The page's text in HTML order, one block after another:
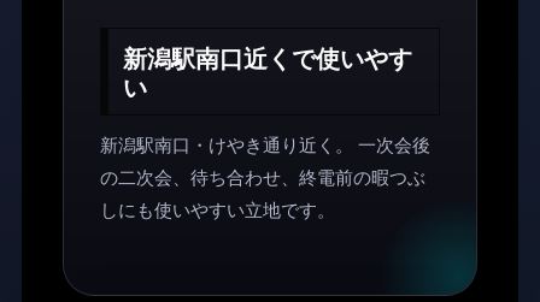
新潟駅南口近くで使いやす
い
新潟駅南口・けやき通り近く。 一次会後
の二次会、待ち合わせ、終電前の暇つぶ
しにも使いやすい立地です。